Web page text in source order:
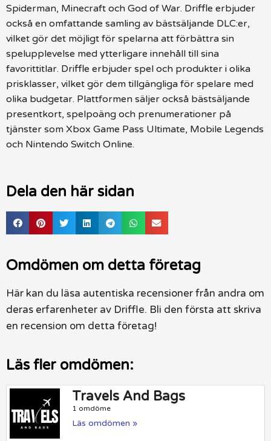
Spiderman, Minecraft och God of War. Driffle erbjuder
också en omfattande samling av bästsäljande DLC:er,
vilket gör det möjligt för spelarna att förbättra sin
spelupplevelse med ytterligare innehåll till sina
favorittitlar. Driffle erbjuder spel och produkter i olika
prisklasser, vilket gör dem tillgängliga för spelare med
olika budgetar. Plattformen säljer också bästsäljande
presentkort, spelpoäng och prenumerationer på
tjänster som Xbox Game Pass Ultimate, Mobile Legends
och Nintendo Switch Online.
Dela den här sidan
Omdömen om detta företag
Här kan du läsa autentiska recensioner från andra om
deras erfarenheter av Driffle. Bli den första att skriva
en recension om detta företag!
Läs fler omdömen:
Travels And Bags
1 omdöme
Läs omdömen »